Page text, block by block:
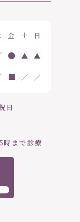
金 土 日
● ▲ ▲
■ ／ ／
日
まで診療